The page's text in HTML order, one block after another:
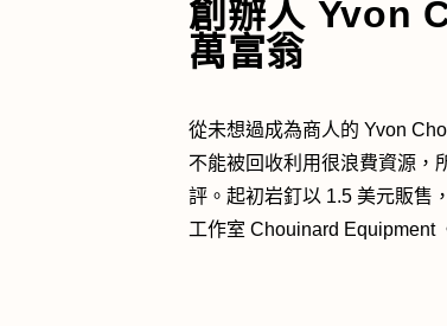
創辦人 Yvon
萬富翁
從未想過成為商人的 Yvon
不能被回收利用很浪費資源，
評。起初岩釘以 1.5 美元販售
工作室 Chouinard Equipment